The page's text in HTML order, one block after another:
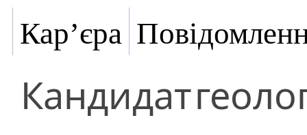
Кар’єра
Кандидат